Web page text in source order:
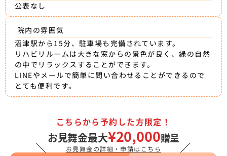
公表なし
院内の雰囲気
沼津駅から15分、駐車場も完備されています。
リハビリルームは大きな窓からの景色が良く、緑の自然
の中でリラックスすることができます。
LINEやメールで簡単に問い合わせることができるので
とても便利です。
＼
こちらから予約した方限定！
お見舞金最大¥20,000贈呈
お見舞金の詳細・申請はこちら ／